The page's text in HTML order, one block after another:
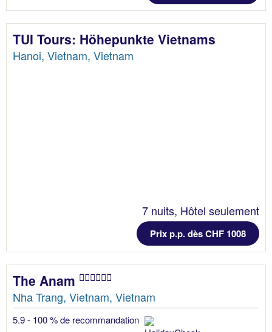
TUI Tours: Höhepunkte Vietnams
Hanoi, Vietnam, Vietnam
7 nuits, Hôtel seulement
Prix p.p. dès CHF 1008
The Anam
Nha Trang, Vietnam, Vietnam
5.9 - 100 % de recommandation